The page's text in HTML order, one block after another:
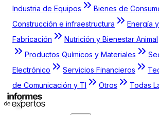
Industria de Equipos
Bienes de
Construcción e infraestructura
Energía
Fabricación
Nutrición y Bienestar Animal
Productos Químicos y Materiales
Electrónico
Servicios Financieros
de Comunicación y TI
Otros Todas